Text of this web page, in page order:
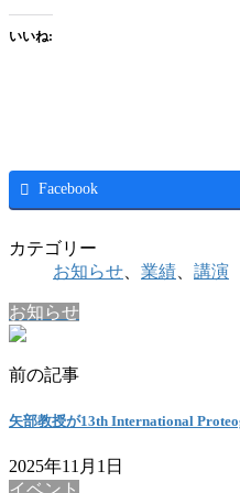
いいね:
Facebook
カテゴリー
お知らせ
業績 講演
お知らせ
前の記事
矢部教授が13th International
2025年11月1日